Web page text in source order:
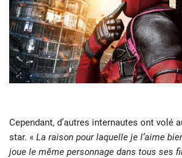
Cependant, d’autres internautes ont volé
star. « La raison pour laquelle je l’aime
joue le même personnage dans tous ses